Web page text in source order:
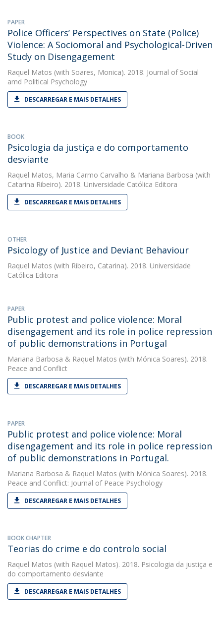
PAPER
Police Officers’ Perspectives on State (Police)
Violence: A Sociomoral and Psychological-Driven
Study on Disengagement
Raquel Matos (with Soares, Monica). 2018. Journal of Social
amd Political Psychology
DESCARREGAR E MAIS DETALHES
BOOK
Psicologia da justiça e do comportamento
desviante
Raquel Matos, Maria Carmo Carvalho & Mariana Barbosa (with
Catarina Ribeiro). 2018. Universidade Católica Editora
DESCARREGAR E MAIS DETALHES
OTHER
Psicology of Justice and Deviant Behaviour
Raquel Matos (with Ribeiro, Catarina). 2018. Universidade
Católica Editora
PAPER
Public protest and police violence: Moral
disengagement and its role in police repression
of public demonstrations in Portugal
Mariana Barbosa & Raquel Matos (with Mónica Soares). 2018.
Peace and Conflict
DESCARREGAR E MAIS DETALHES
PAPER
Public protest and police violence: Moral
disengagement and its role in police repression
of public demonstrations in Portugal.
Mariana Barbosa & Raquel Matos (with Mónica Soares). 2018.
Peace and Conflict: Journal of Peace Psychology
DESCARREGAR E MAIS DETALHES
BOOK CHAPTER
Teorias do crime e do controlo social
Raquel Matos (with Raquel Matos). 2018. Psicologia da justiça e
do comportamento desviante
DESCARREGAR E MAIS DETALHES